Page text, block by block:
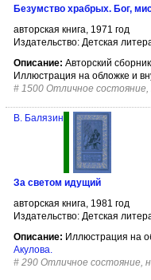
Безумство храбрых. Бог,
авторская книга, 1971 год
Издательство: Детская
Описание: Авторский
Иллюстрация на обложке и
# 1500 Отличное состояние,
В. Балязин
За светом идущий
авторская книга, 1981 год
Издательство: Детская
Описание: Иллюстрация на
Акулова.
# 290 Отличное состояние,